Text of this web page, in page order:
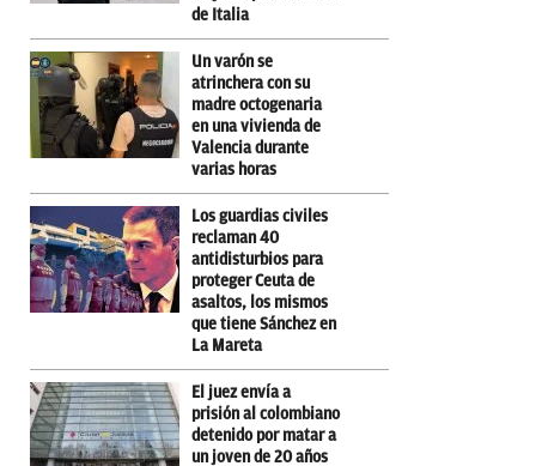
de Italia
Un varón se
atrinchera con su
madre octogenaria
en una vivienda de
Valencia durante
varias horas
Los guardias civiles
reclaman 40
antidisturbios para
proteger Ceuta de
asaltos, los mismos
que tiene Sánchez en
La Mareta
El juez envía a
prisión al colombiano
detenido por matar a
un joven de 20 años